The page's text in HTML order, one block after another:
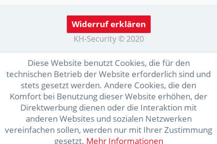
Widerruf erklären
KH-Security © 2020
Diese Website benutzt Cookies, die für den
technischen Betrieb der Website erforderlich sind und
stets gesetzt werden. Andere Cookies, die den
Komfort bei Benutzung dieser Website erhöhen, der
Direktwerbung dienen oder die Interaktion mit
anderen Websites und sozialen Netzwerken
vereinfachen sollen, werden nur mit Ihrer Zustimmung
gesetzt. Mehr Informationen